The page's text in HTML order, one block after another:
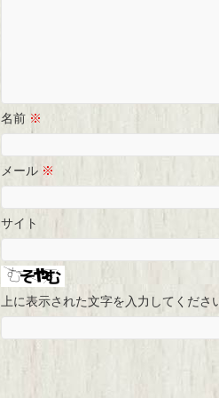
名前 ※
メール ※
サイト
上に表示された文字を入力してくださ